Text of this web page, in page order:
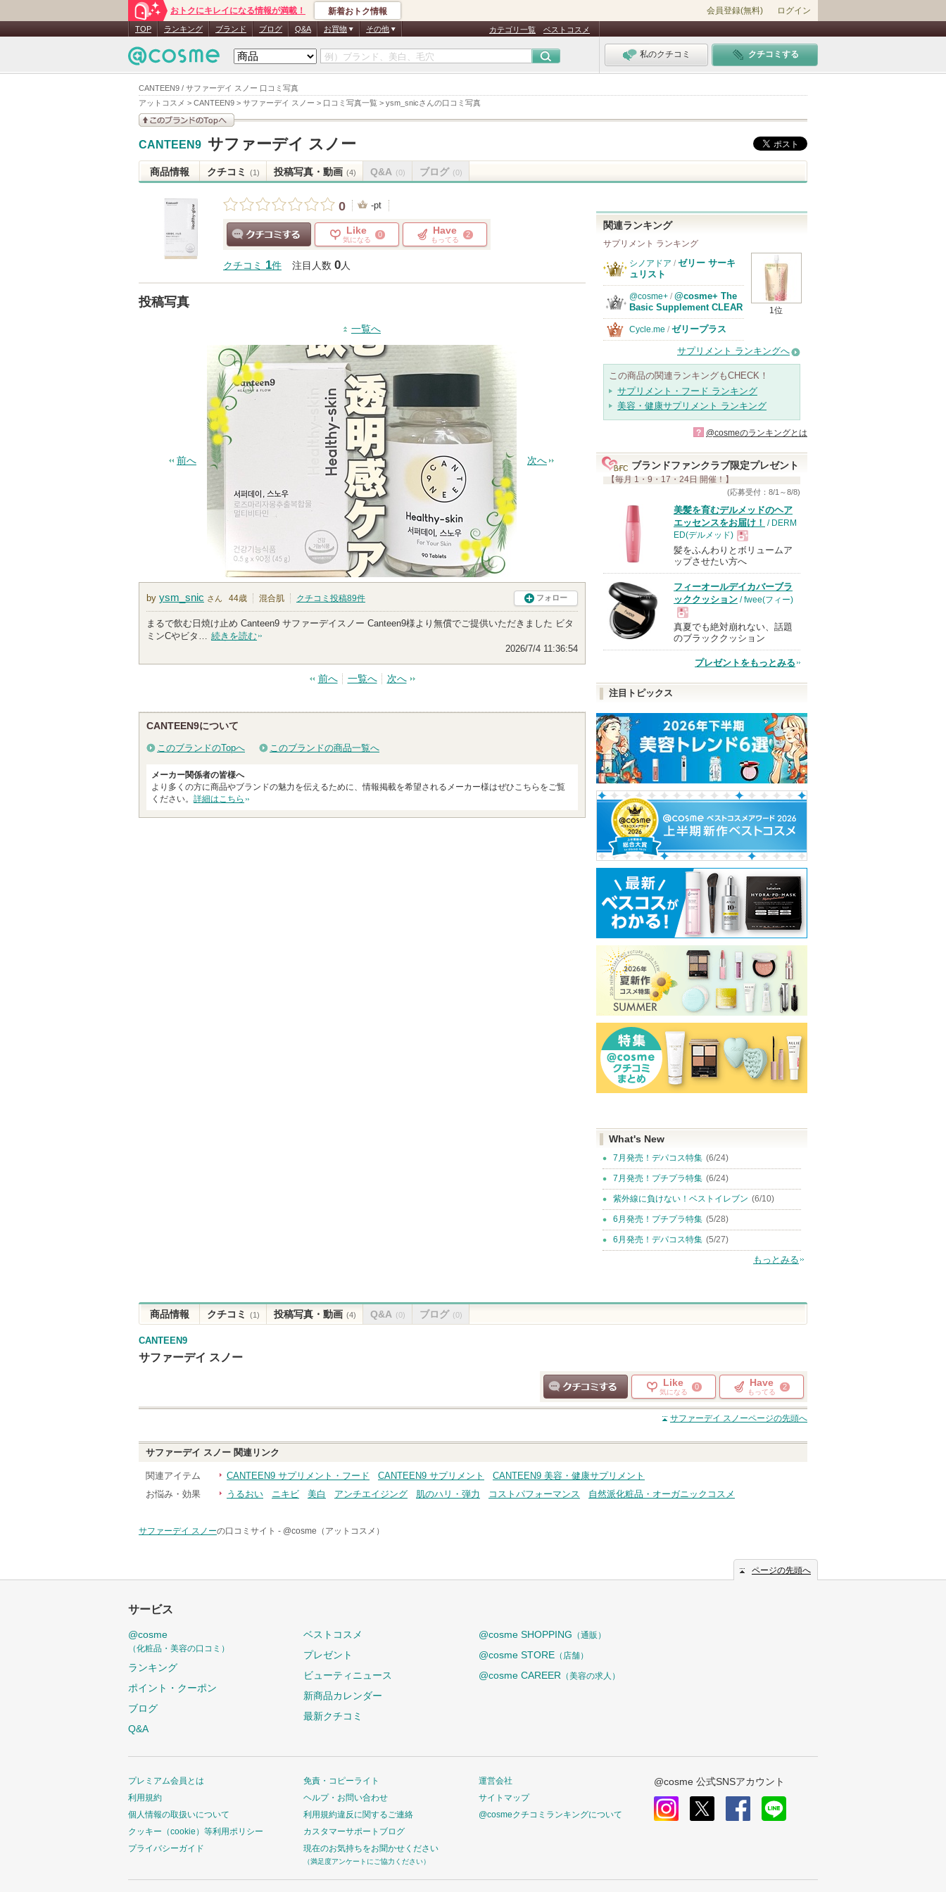
CANTEEN9 / サファーデイ スノー 口コミ写真
アットコスメ > CANTEEN9 > サファーデイ スノー > 口コミ写真一覧 > ysm_snicさんの口コミ写真
おトクにキレイになる情報が満載！ 新着おトク情報 会員登録(無料) ログイン
TOP ランキング ブランド ブログ Q&A お買物 その他 カテゴリ一覧 ベストコスメ
私のクチコミ クチコミする
このブランドの情報を
CANTEEN9 サファーデイ スノー
商品情報 クチコミ (1) 投稿写真・動画 (4) Q&A (0) ブログ (0)
0 -pt
Like
気になる
0 Have
もってる
2
クチコミ 1件 注目人数 0人
投稿写真
一覧へ
前へ 次へ
by ysm_snic さん 44歳 混合肌 クチコミ投稿89件 フォロー
まるで飲む日焼け止め Canteen9 サファーデイスノー Canteen9様より無償でご提供いただきました ビタ
ミンCやビタ… 続きを読む
2026/7/4 11:36:54
前へ 一覧へ 次へ
CANTEEN9について
このブランドのTopへ このブランドの商品一覧へ
メーカー関係者の皆様へ
より多くの方に商品やブランドの魅力を伝えるために、情報掲載を希望されるメーカー様はぜひこちらをご覧
ください。 詳細はこちら
関連ランキング
サプリメント ランキング
1位
シノアドア / ゼリー サーキ
ュリスト
@cosme+ / @cosme+ The
Basic Supplement CLEAR
Cycle.me / ゼリープラス
サプリメント ランキングへ
この商品の関連ランキングもCHECK！
サプリメント・フード ランキング
美容・健康サプリメント ランキング
? @cosmeのランキングとは
ブランドファンクラブ限定プレゼント
【毎月 1・9・17・24日 開催！】
(応募受付：8/1～8/8)
美髪を育むデルメッドのヘア
エッセンスをお届け！ / DERM
ED(デルメッド)
現
品
髪をふんわりとボリュームア
ップさせたい方へ
フィーオールデイカバーブラ
ッククッション / fwee(フィー)
現
真夏でも絶対崩れない、話題
のブラッククッション
プレゼントをもっとみる
注目トピックス
What's New
7月発売！デパコス特集 (6/24)
7月発売！プチプラ特集 (6/24)
紫外線に負けない！ベストイレブン (6/10)
6月発売！プチプラ特集 (5/28)
6月発売！デパコス特集 (5/27)
もっとみる
商品情報 クチコミ (1) 投稿写真・動画 (4) Q&A (0) ブログ (0)
CANTEEN9
サファーデイ スノー
クチコミする
Like
気になる
0 Have
もってる
2
サファーデイ スノーページの先頭へ
サファーデイ スノー 関連リンク
関連アイテム CANTEEN9 サプリメント・フード CANTEEN9 サプリメント
CANTEEN9 美容・健康サプリメント
お悩み・効果
うるおい ニキビ 美白 アンチエイジング 肌のハリ・弾力 コストパフォーマンス 自然派化粧品・オーガニックコスメ
サファーデイ スノーの口コミサイト - @cosme（アットコスメ）
ページの先頭へ
サービス
@cosme
（化粧品・美容の口コミ）
ランキング
ポイント・クーポン
ブログ
Q&A
ベストコスメ
プレゼント
ビューティニュース
新商品カレンダー
最新クチコミ
@cosme SHOPPING （通販）
@cosme STORE （店舗）
@cosme CAREER （美容の求人）
プレミアム会員とは
利用規約
個人情報の取扱いについて
クッキー（cookie）等利用ポリシー
プライバシーガイド
免責・コピーライト
ヘルプ・お問い合わせ
利用規約違反に関するご連絡
カスタマーサポートブログ
現在のお気持ちをお聞かせください
（満足度アンケートにご協力ください）
運営会社
サイトマップ
@cosmeクチコミランキングについて
@cosme 公式SNSアカウント